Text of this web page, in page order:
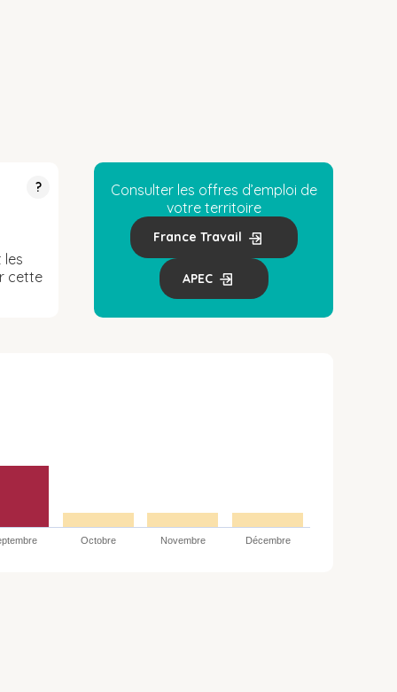
?
les
cette
Consulter les offres d’emploi de
votre territoire
France Travail
APEC
Octobre Novembre Décembre